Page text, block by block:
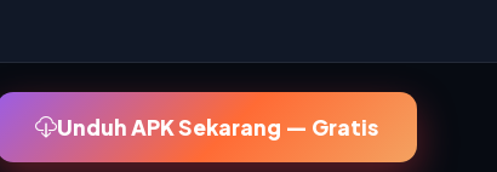
Unduh APK Sekarang — Gratis